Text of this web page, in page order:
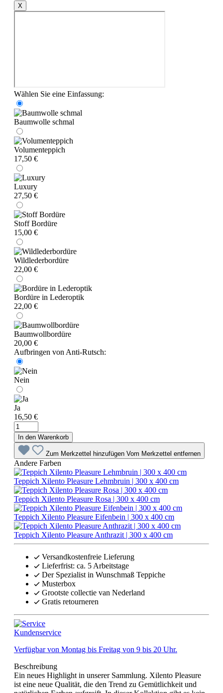
X
Wählen Sie eine Einfassung:
Baumwolle schmal
Volumenteppich
17,50 €
Luxury
27,50 €
Stoff Bordüre
15,00 €
Wildlederbordüre
22,00 €
Bordüre in Lederoptik
22,00 €
Baumwollbordüre
20,00 €
Aufbringen von Anti-Rutsch:
Nein
Ja
16,50 €
In den Warenkorb
Zum Merkzettel hinzufügen Vom Merkzettel entfernen
Andere Farben
Teppich Xilento Pleasure Lehmbruin | 300 x 400 cm
Teppich Xilento Pleasure Rosa | 300 x 400 cm
Teppich Xilento Pleasure Eifenbein | 300 x 400 cm
Teppich Xilento Pleasure Anthrazit | 300 x 400 cm
Versandkostenfreie Lieferung
Lieferfrist: ca. 5 Arbeitstage
Der Spezialist in Wunschmaß Teppiche
Musterbox
Grootste collectie van Nederland
Gratis retourneren
Kundenservice
Verfügbar von Montag bis Freitag von 9 bis 20 Uhr.
Beschreibung
Ein neues Highlight in unserer Sammlung. Xilento Pleasure
ist eine neue Qualität, die den Trend zu Gemütlichkeit und